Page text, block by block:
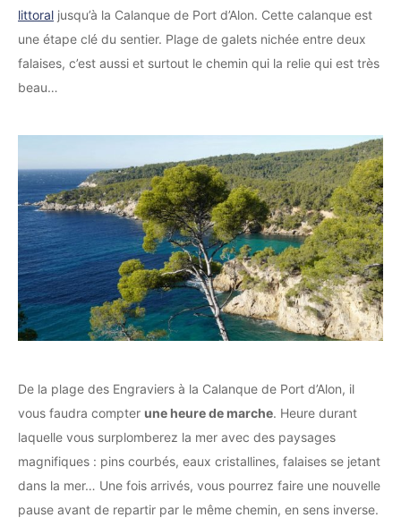
littoral jusqu’à la Calanque de Port d’Alon. Cette calanque est
une étape clé du sentier. Plage de galets nichée entre deux
falaises, c’est aussi et surtout le chemin qui la relie qui est très
beau…
De la plage des Engraviers à la Calanque de Port d’Alon, il
vous faudra compter une heure de marche. Heure durant
laquelle vous surplomberez la mer avec des paysages
magnifiques : pins courbés, eaux cristallines, falaises se jetant
dans la mer… Une fois arrivés, vous pourrez faire une nouvelle
pause avant de repartir par le même chemin, en sens inverse.